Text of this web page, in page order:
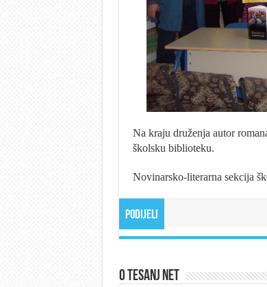
Na kraju druženja autor
školsku biblioteku.
Novinarsko-literarna sekcija
Podijeli
O Tesanj Net